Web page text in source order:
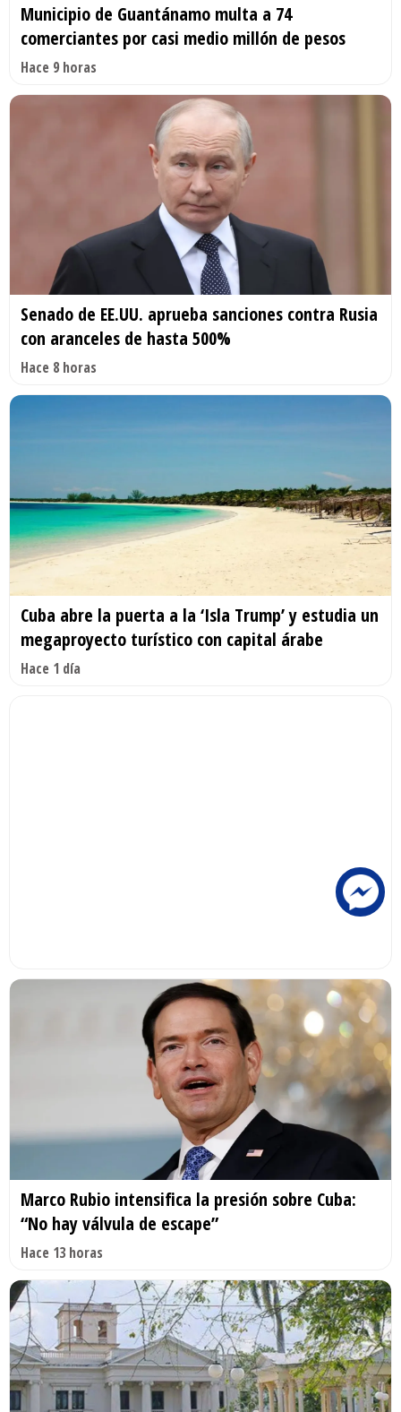
Municipio de Guantánamo multa a 74
comerciantes por casi medio millón de pesos
Hace 9 horas
Senado de EE.UU. aprueba sanciones contra Rusia
con aranceles de hasta 500%
Hace 8 horas
Cuba abre la puerta a la ‘Isla Trump’ y estudia un
megaproyecto turístico con capital árabe
Hace 1 día
Marco Rubio intensifica la presión sobre Cuba:
“No hay válvula de escape”
Hace 13 horas